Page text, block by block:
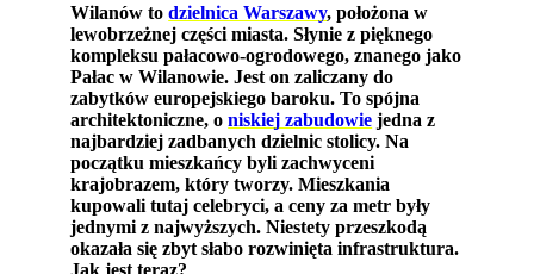
Wilanów todzielnica Warszawy, położona w
lewobrzeżnej części miasta. Słynie z pięknego
kompleksu pałacowo-ogrodowego, znanego jako
Pałac w Wilanowie. Jest on zaliczany do
zabytków europejskiego baroku. To spójna
architektoniczne, oniskiej zabudowie jedna z
najbardziej zadbanych dzielnic stolicy. Na
początku mieszkańcy byli zachwyceni
krajobrazem, który tworzy. Mieszkania
kupowali tutaj celebryci, a ceny za metr były
jednymi z najwyższych. Niestety przeszkodą
okazała się zbyt słabo rozwinięta infrastruktura.